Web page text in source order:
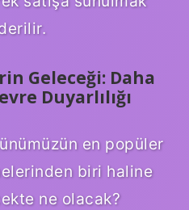
Geleceği: Daha
Duyarlılığı
en popüler
biri haline
ne olacak?